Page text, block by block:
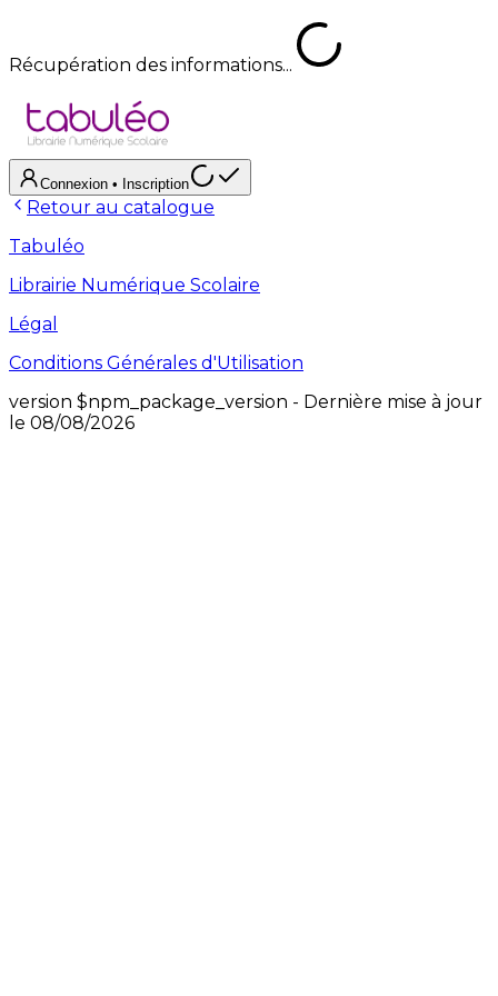
Récupération des informations...
Connexion • Inscription
Retour au catalogue
Tabuléo
Librairie Numérique Scolaire
Légal
Conditions Générales d'Utilisation
version $npm_package_version - Dernière mise à jour
le 08/08/2026